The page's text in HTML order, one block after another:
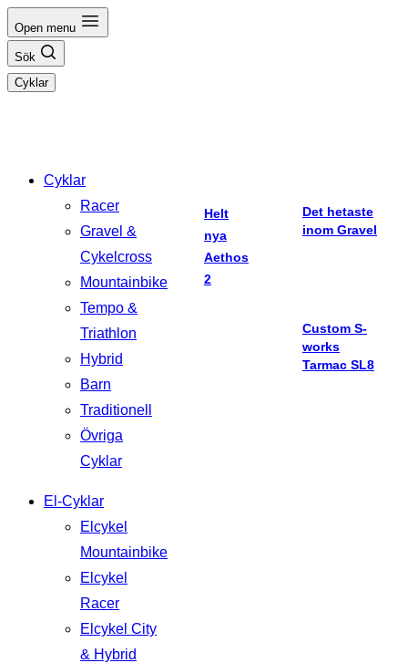
till
innehåll
Open menu
Sök
Cyklar
Cyklar
Racer
Gravel &
Cykelcross
Mountainbike
Tempo &
Triathlon
Hybrid
Barn
Traditionell
Övriga
Cyklar
El-Cyklar
Elcykel
Mountainbike
Elcykel
Racer
Elcykel City
& Hybrid
Helt
nya
Aethos
2
Det hetaste
inom Gravel
Custom S-
works
Tarmac SL8